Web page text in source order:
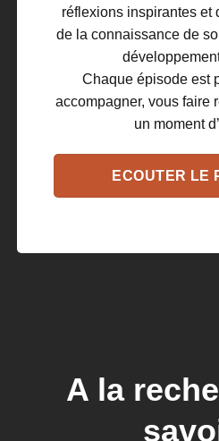
réflexions inspirantes et
de la connaissance de
Chaque épisode est
accompagner, vous faire
un moment
ECOUTER LE
A la